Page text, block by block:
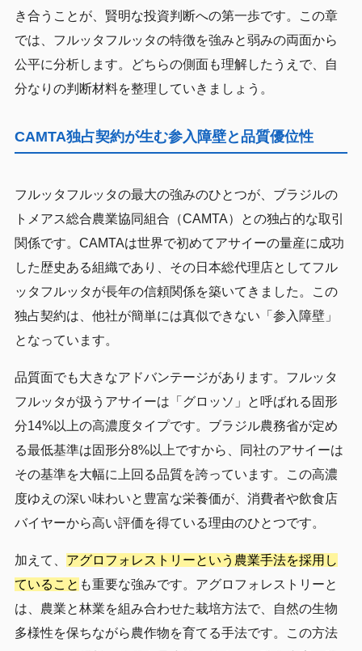
き合うことが、賢明な投資判断への第一歩です。この章
では、フルッタフルッタの特徴を強みと弱みの両面から
公平に分析します。どちらの側面も理解したうえで、自
分なりの判断材料を整理していきましょう。
CAMTA独占契約が生む参入障壁と品質優位性
フルッタフルッタの最大の強みのひとつが、ブラジルの
トメアス総合農業協同組合（CAMTA）との独占的な取引
関係です。CAMTAは世界で初めてアサイーの量産に成功
した歴史ある組織であり、その日本総代理店としてフル
ッタフルッタが長年の信頼関係を築いてきました。この
独占契約は、他社が簡単には真似できない「参入障壁」
となっています。
品質面でも大きなアドバンテージがあります。フルッタ
フルッタが扱うアサイーは「グロッソ」と呼ばれる固形
分14%以上の高濃度タイプです。ブラジル農務省が定め
る最低基準は固形分8%以上ですから、同社のアサイーは
その基準を大幅に上回る品質を誇っています。この高濃
度ゆえの深い味わいと豊富な栄養価が、消費者や飲食店
バイヤーから高い評価を得ている理由のひとつです。
加えて、 アグロフォレストリーという農業手法を採用し
ていること も重要な強みです。アグロフォレストリーと
は、農業と林業を組み合わせた栽培方法で、自然の生物
多様性を保ちながら農作物を育てる手法です。この方法